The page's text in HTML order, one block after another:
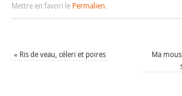
Mettre en favori le Permalien.
« Ris de veau, céleri et poires
Ma